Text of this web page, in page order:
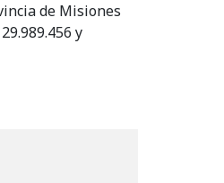
de Misiones
y